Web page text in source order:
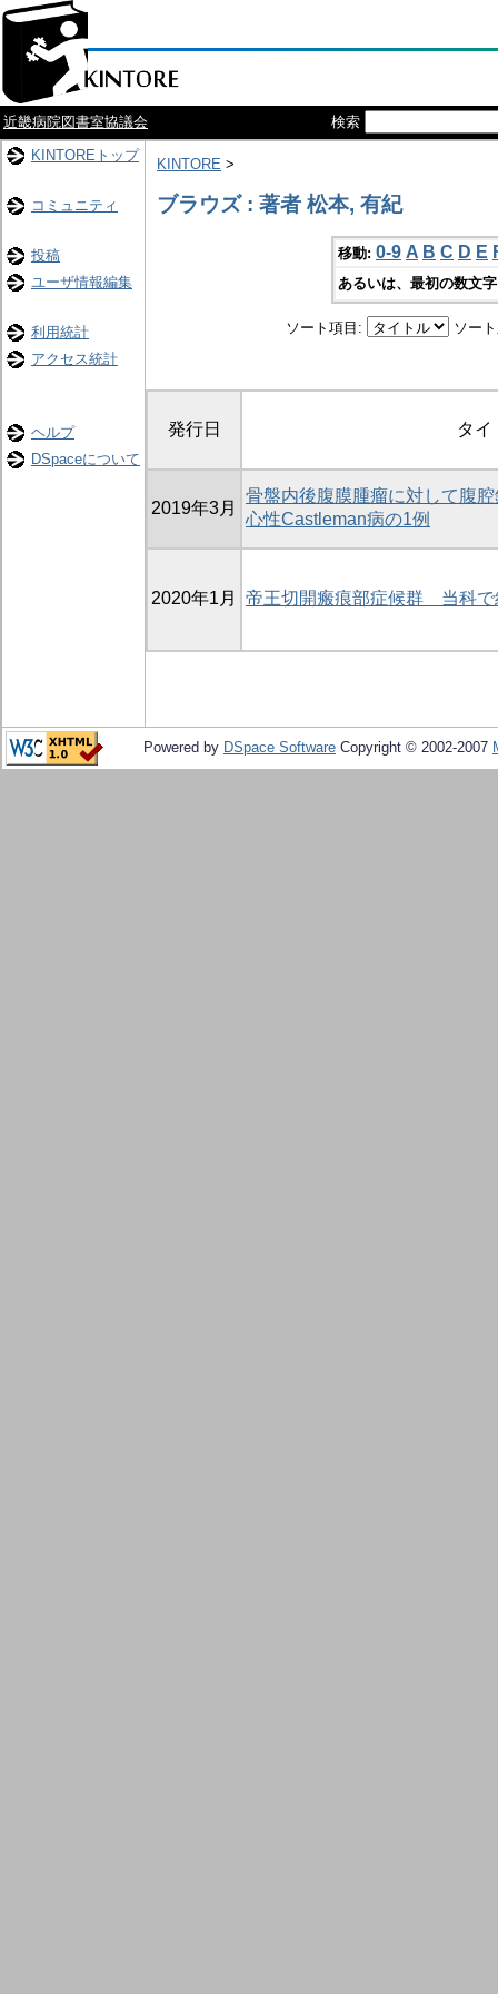
近畿病院図書室協議会
検索
KINTOREトップ
コミュニティ
投稿
ユーザ情報編集
利用統計
アクセス統計
ヘルプ
DSpaceについて
KINTORE >
ブラウズ : 著者 松本, 有紀
移動: 0-9 A B C D E
あるいは、最初の数文
ソート項目: ソー
発行日 タイ
2019年3月
骨盤内後腹膜腫瘤に対して腹
心性Castleman病の1例
2020年1月 帝王切開瘢痕部症候群 当科で
Powered by DSpace Software Copyright © 2002-2007